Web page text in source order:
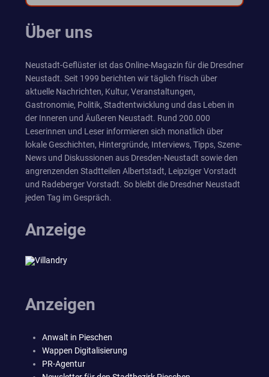
Über uns
Neustadt-Geflüster ist das Online-Magazin für die Dresdner
Neustadt. Seit 1999 berichten wir täglich frisch über
aktuelle Nachrichten, Kultur, Veranstaltungen,
Gastronomie, Politik, Stadtentwicklung und das Leben in
der Inneren und Äußeren Neustadt. Rund 200.000
Leserinnen und Leser informieren sich monatlich über
lokale Geschichten, Hintergründe, Interviews, Tipps, Szene-
News und Diskussionen aus Dresden-Neustadt sowie den
angrenzenden Stadtteilen Albertstadt, Leipziger Vorstadt
und Radeberger Vorstadt. So bleibt die Dresdner Neustadt
jeden Tag im Gespräch.
Anzeige
Anzeigen
Anwalt in Pieschen
Wappen Digitalisierung
PR-Agentur